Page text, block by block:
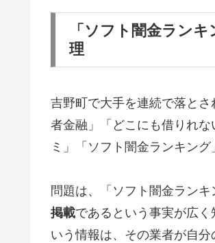
「ソフト闇金ラン
理
吉野町で大手を連続で落と
者金融」「どこにも借りれ
ミ」「ソフト闇金ランキング
問題は、「ソフト闇金ラン
掲載であるという事実が広
いう情報は、その業者が自